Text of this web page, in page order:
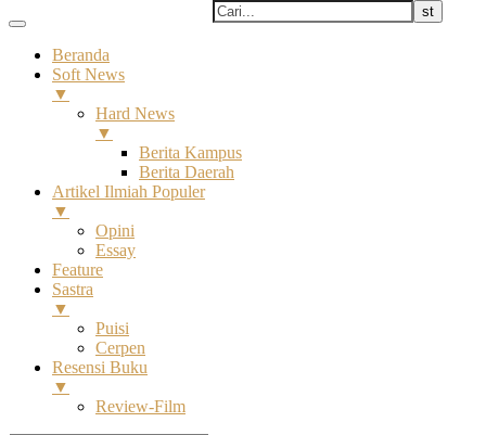
Beranda
Soft News
▼
Hard News
▼
Berita Kampus
Berita Daerah
Artikel Ilmiah Populer
▼
Opini
Essay
Feature
Sastra
▼
Puisi
Cerpen
Resensi Buku
▼
Review-Film